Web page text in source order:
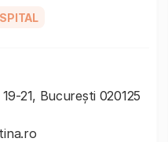
21, București 020125